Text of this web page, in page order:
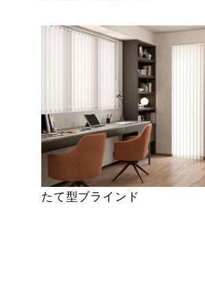
たて型ブラインド